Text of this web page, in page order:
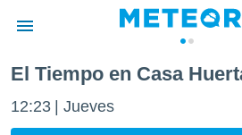
de
El Tiempo en Casa
12:23 Jueves